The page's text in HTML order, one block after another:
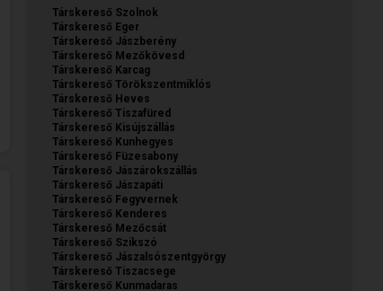
Társkereső Szolnok
Társkereső Eger
Társkereső Jászberény
Társkereső Mezőkövesd
Társkereső Karcag
Társkereső Törökszentmiklós
Társkereső Heves
Társkereső Tiszafüred
Társkereső Kisújszállás
Társkereső Kunhegyes
Társkereső Füzesabony
Társkereső Jászárokszállás
Társkereső Jászapáti
Társkereső Fegyvernek
Társkereső Kenderes
Társkereső Mezőcsát
Társkereső Szikszó
Társkereső Jászalsószentgyörgy
Társkereső Tiszacsege
Társkereső Kunmadaras